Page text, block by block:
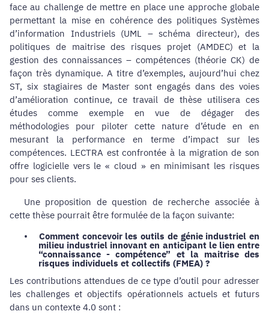
face au challenge de mettre en place une approche globale
permettant la mise en cohérence des politiques Systèmes
d’information Industriels (UML – schéma directeur), des
politiques de maitrise des risques projet (AMDEC) et la
gestion des connaissances – compétences (théorie CK) de
façon très dynamique. A titre d’exemples, aujourd’hui chez
ST, six stagiaires de Master sont engagés dans des voies
d’amélioration continue, ce travail de thèse utilisera ces
études comme exemple en vue de dégager des
méthodologies pour piloter cette nature d’étude en en
mesurant la performance en terme d’impact sur les
compétences. LECTRA est confrontée à la migration de son
offre logicielle vers le « cloud » en minimisant les risques
pour ses clients.
Une proposition de question de recherche associée à
cette thèse pourrait être formulée de la façon suivante:
•
Comment concevoir les outils de génie industriel en
milieu industriel innovant en anticipant le lien entre
“connaissance - compétence” et la maitrise des
risques individuels et collectifs (FMEA) ?
Les contributions attendues de ce type d’outil pour adresser
les challenges et objectifs opérationnels actuels et futurs
dans un contexte 4.0 sont :